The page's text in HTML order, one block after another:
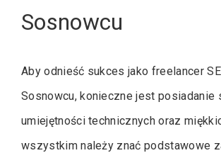
Sosnowcu
Aby odnieść sukces jako freelancer
Sosnowcu, konieczne jest posiadanie
umiejętności technicznych oraz
wszystkim należy znać podstawowe